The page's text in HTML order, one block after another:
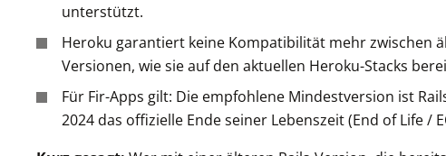
unterstützt.
Heroku garantiert keine Kompatibilität mehr zwischen
Versionen, wie sie auf den aktuellen Heroku-Stacks
Für Fir-Apps gilt: Die empfohlene Mindestversion ist
2024 das offizielle Ende seiner Lebenszeit (End of Life /